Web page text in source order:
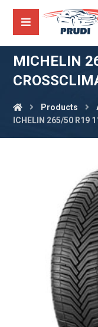
MICHELIN
Products
ICHELIN 265/50 R19